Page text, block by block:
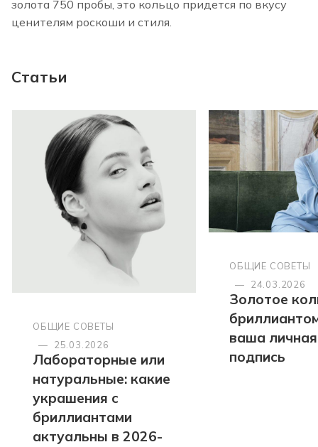
золота 750 пробы, это кольцо придется по вкусу
ценителям роскоши и стиля.
Статьи
ОБЩИЕ СОВЕТЫ
—
25.03.2026
Лабораторные или
натуральные: какие
украшения с
бриллиантами
актуальны в 2026-
ОБЩИЕ СОВЕТЫ
—
24.03.2026
Золотое
ваша личная
подпись